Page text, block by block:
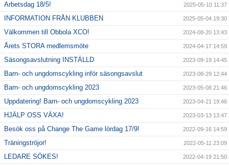
Arbetsdag 18/5! 2025-05-10 11:37
INFORMATION FRÅN KLUBBEN 2025-05-04 19:30
Välkommen till Obbola XCO! 2024-08-20 13:43
Årets STORA medlemsmöte 2024-04-17 14:59
Säsongsavslutning INSTÄLLD 2023-09-19 14:45
Barn- och ungdomscykling inför säsongsavslut 2023-08-29 12:44
Barn- och ungdomscykling 2023 2023-05-08 21:46
Uppdatering! Barn- och ungdomscykling 2023 2023-04-21 19:46
HJÄLP OSS VÄXA! 2023-03-13 13:47
Besök oss på Change The Game lördag 17/9! 2022-09-16 14:59
Träningströjor! 2022-05-11 23:09
LEDARE SÖKES! 2022-04-19 21:50